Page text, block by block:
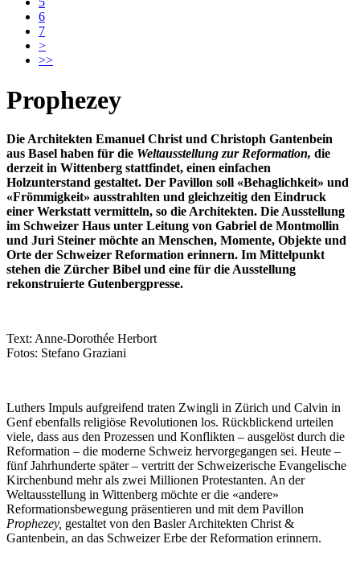
6
7
>
>>
Prophezey
Die Architekten Emanuel Christ und Christoph Gantenbein
aus Basel haben für die Weltausstellung zur Reformation, die
derzeit in Wittenberg stattfindet, einen einfachen
Holzunterstand gestaltet. Der Pavillon soll «Behaglichkeit» und
«Frömmigkeit» ausstrahlten und gleichzeitig den Eindruck
einer Werkstatt vermitteln, so die Architekten. Die Ausstellung
im Schweizer Haus unter Leitung von Gabriel de Montmollin
und Juri Steiner möchte an Menschen, Momente, Objekte und
Orte der Schweizer Reformation erinnern. Im Mittelpunkt
stehen die Zürcher Bibel und eine für die Ausstellung
rekonstruierte Gutenbergpresse.
Text: Anne-Dorothée Herbort
Fotos: Stefano Graziani
Luthers Impuls aufgreifend traten Zwingli in Zürich und Calvin in
Genf ebenfalls religiöse Revolutionen los. Rückblickend urteilen
viele, dass aus den Prozessen und Konflikten – ausgelöst durch die
Reformation – die moderne Schweiz hervorgegangen sei. Heute –
fünf Jahrhunderte später – vertritt der Schweizerische Evangelische
Kirchenbund mehr als zwei Millionen Protestanten. An der
Weltausstellung in Wittenberg möchte er die «andere»
Reformationsbewegung präsentieren und mit dem Pavillon
Prophezey, gestaltet von den Basler Architekten Christ &
Gantenbein, an das Schweizer Erbe der Reformation erinnern.